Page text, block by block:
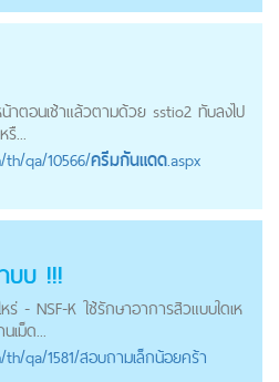
าตอนเช้าแล้วตามด้วย sstio2 ทับลงไป
รื...
/th/qa/10566/ครีมกันแดด.aspx
บบ !!!
ร่ - NSF-K ใช้รักษาอาการสิวแบบใดเห
เม็ด...
/th/qa/1581/สอบถามเล็กน้อยคร้า